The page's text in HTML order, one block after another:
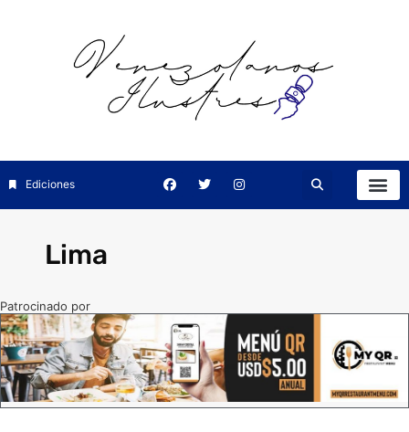
Ediciones
Lima
Patrocinado por